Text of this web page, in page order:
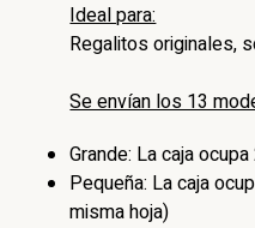
Ideal para:
Regalitos originales,
Se envían los 13
Grande: La caja
Pequeña: La caja
misma hoja)